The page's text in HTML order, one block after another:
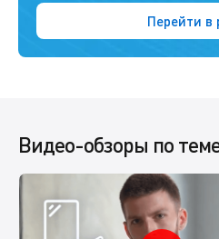
Перейти в
Видео-обзоры по